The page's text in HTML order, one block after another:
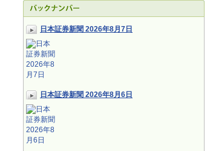
日本証券新聞 2026年8月7日
日本証券新聞 2026年8月6日